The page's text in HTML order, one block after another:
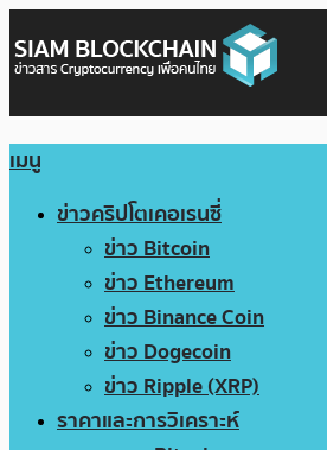
เมนู
ข่าวคริปโตเคอเรนซี่
ข่าว Bitcoin
ข่าว Ethereum
ข่าว Binance Coin
ข่าว Dogecoin
ข่าว Ripple (XRP)
ราคาและการวิเคราะห์